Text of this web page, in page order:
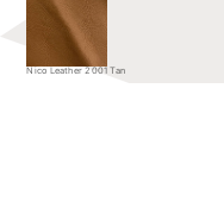
Nico Leather 2001 Tan